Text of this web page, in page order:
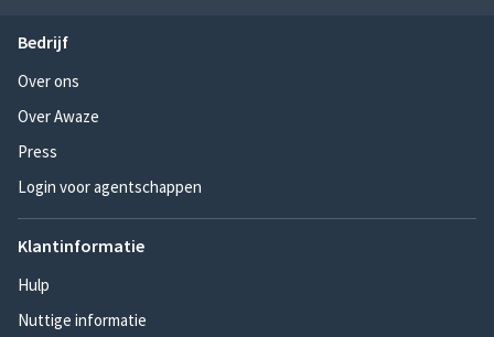
Bedrijf
Over ons
Over Awaze
Press
Login voor agentschappen
Klantinformatie
Hulp
Nuttige informatie